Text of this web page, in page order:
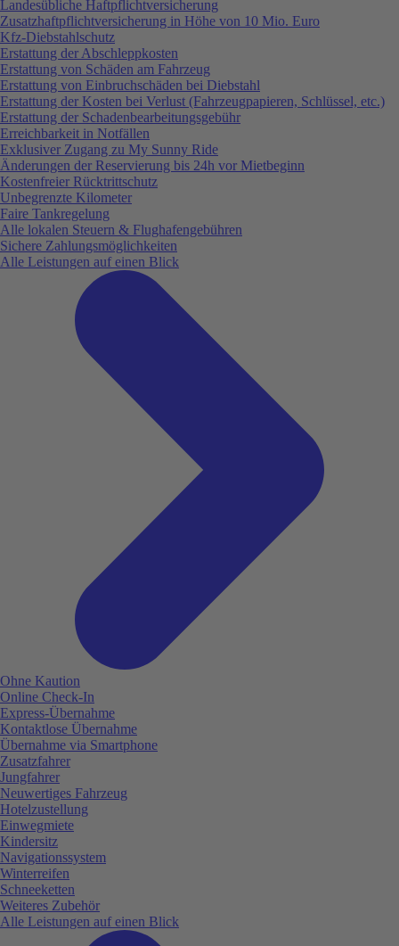
Landesübliche Haftpflichtversicherung
Zusatzhaftpflichtversicherung in Höhe von 10 Mio. Euro
Kfz-Diebstahlschutz
Erstattung der Abschleppkosten
Erstattung von Schäden am Fahrzeug
Erstattung von Einbruchschäden bei Diebstahl
Erstattung der Kosten bei Verlust (Fahrzeugpapieren, Schlüssel, etc.)
Erstattung der Schadenbearbeitungsgebühr
Erreichbarkeit in Notfällen
Exklusiver Zugang zu My Sunny Ride
Änderungen der Reservierung bis 24h vor Mietbeginn
Kostenfreier Rücktrittschutz
Unbegrenzte Kilometer
Faire Tankregelung
Alle lokalen Steuern & Flughafengebühren
Sichere Zahlungsmöglichkeiten
Alle Leistungen auf einen Blick
Ohne Kaution
Online Check-In
Express-Übernahme
Kontaktlose Übernahme
Übernahme via Smartphone
Zusatzfahrer
Jungfahrer
Neuwertiges Fahrzeug
Hotelzustellung
Einwegmiete
Kindersitz
Navigationssystem
Winterreifen
Schneeketten
Weiteres Zubehör
Alle Leistungen auf einen Blick